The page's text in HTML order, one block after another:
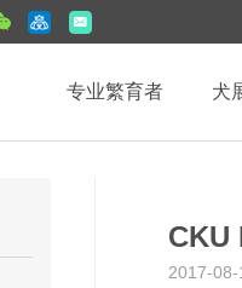
专业繁育者 犬
CKU
2017-